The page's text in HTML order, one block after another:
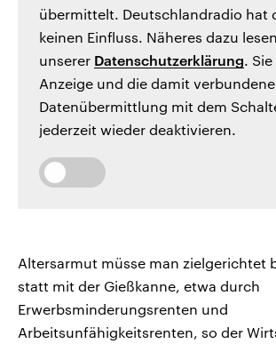
übermittelt. Deutschlandradio hat
keinen Einfluss. Näheres dazu
unserer Datenschutzerklärung.
Anzeige und die damit verbundene
Datenübermittlung mit dem
jederzeit wieder deaktivieren.
Altersarmut müsse man zielgerichtet
statt mit der Gießkanne, etwa durch
Erwerbsminderungsrenten und
Arbeitsunfähigkeitsrenten, so der